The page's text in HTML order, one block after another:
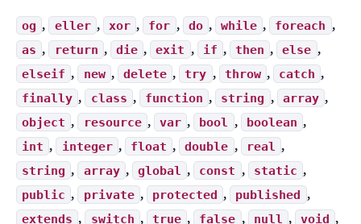
og , eller , xor , for , do , while , foreach ,
as , return , die , exit , if , then , else ,
elseif , new , delete , try , throw , catch ,
finally , class , function , string , array ,
object , resource , var , bool , boolean ,
int , integer , float , double , real ,
string , array , global , const , static ,
public , private , protected , published ,
extends , switch , true , false , null , void ,